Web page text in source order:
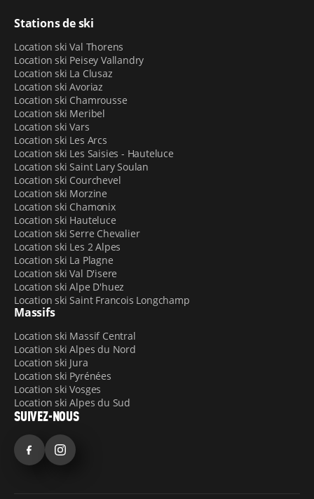
Stations de ski
Location ski Val Thorens
Location ski Peisey Vallandry
Location ski La Clusaz
Location ski Avoriaz
Location ski Chamrousse
Location ski Meribel
Location ski Vars
Location ski Les Arcs
Location ski Les Saisies - Hauteluce
Location ski Saint Lary Soulan
Location ski Courchevel
Location ski Morzine
Location ski Chamonix
Location ski Hauteluce
Location ski Serre Chevalier
Location ski Les 2 Alpes
Location ski La Plagne
Location ski Val D'isere
Location ski Alpe D'huez
Location ski Saint Francois Longchamp
Massifs
Location ski Massif Central
Location ski Alpes du Nord
Location ski Jura
Location ski Pyrénées
Location ski Vosges
Location ski Alpes du Sud
SUIVEZ-NOUS
FacebookInstagram